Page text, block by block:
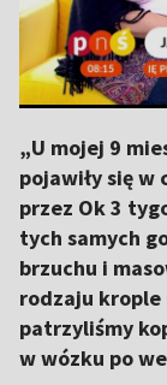
„U mojej 9
pojawiły się
przez Ok 3
tych samych
brzuchu i
rodzaju krople
patrzyliśmy
w wózku po